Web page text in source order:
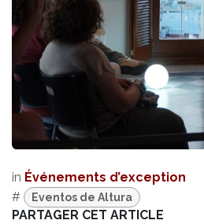
in Événements d’exception
#
Eventos de Altura
PARTAGER CET ARTICLE